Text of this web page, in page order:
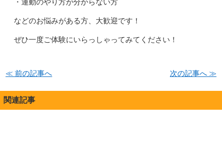
・運動のやり方が分からない方
などのお悩みがある方、大歓迎です！
ぜひ一度ご体験にいらっしゃってみてください！
≪ 前の記事へ 次の記事へ ≫
関連記事